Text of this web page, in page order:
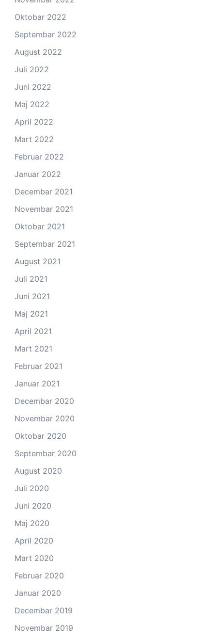
Oktobar 2022
Septembar 2022
August 2022
Juli 2022
Juni 2022
Maj 2022
April 2022
Mart 2022
Februar 2022
Januar 2022
Decembar 2021
Novembar 2021
Oktobar 2021
Septembar 2021
August 2021
Juli 2021
Juni 2021
Maj 2021
April 2021
Mart 2021
Februar 2021
Januar 2021
Decembar 2020
Novembar 2020
Oktobar 2020
Septembar 2020
August 2020
Juli 2020
Juni 2020
Maj 2020
April 2020
Mart 2020
Februar 2020
Januar 2020
Decembar 2019
Novembar 2019